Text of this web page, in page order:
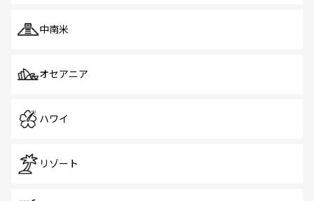
中南米
オセアニア
ハワイ
リゾート